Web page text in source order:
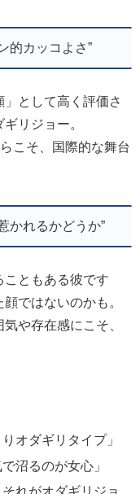
的カッコよさ”
として高く評価さ
リジョー。
こそ、国際的な舞台
かれるかどうか”
こともある彼です
ではないのかも。
や存在感にこそ、
オダギリタイプ」
沼るのが女心」
れがオダギリジョ